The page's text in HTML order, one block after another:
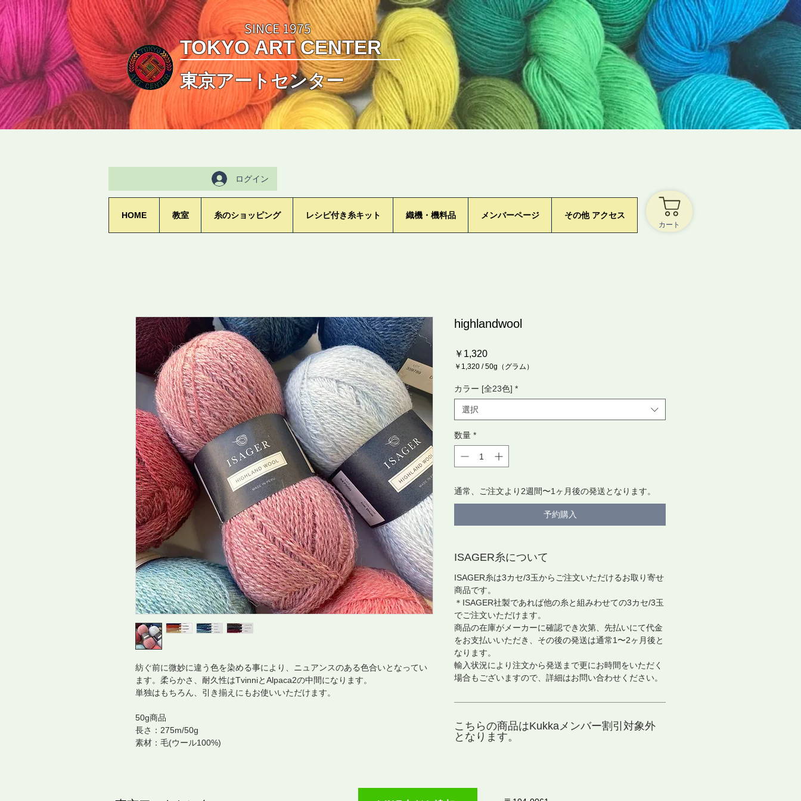
SINCE 1975
TOKYO ART CENTER
東京アートセンター
ログイン
HOME 教室 糸のショッピング レシピ付き糸キット 織機・機料品 メンバーページ その他 アクセス
カート
紡ぐ前に微妙に違う色を染める事により、ニュアンスのある色合いとなってい
ます。柔らかさ、耐久性はTvinniとAlpaca2の中間になります。
単独はもちろん、引き揃えにもお使いいただけます。
50g商品
長さ：275m/50g
素材：毛(ウール100%)
highlandwool
￥1,320価
格
￥1,320 /50g（グラム）
ご
と
￥1,320
カラー [全23色] *
選択
数量 *
通常、ご注文より2週間〜1ヶ月後の発送となります。
予約購入
ISAGER糸について
ISAGER糸は3カセ/3玉からご注文いただけるお取り寄せ
商品です。
＊ISAGER社製であれば他の糸と組みわせての3カセ/3玉
でご注文いただけます。
商品の在庫がメーカーに確認でき次第、先払いにて代金
をお支払いいただき、その後の発送は通常1〜2ヶ月後と
なります。
輸入状況により注文から発送まで更にお時間をいただく
場合もございますので、詳細はお問い合わせください。
こちらの商品はKukkaメンバー割引対象外
となります。